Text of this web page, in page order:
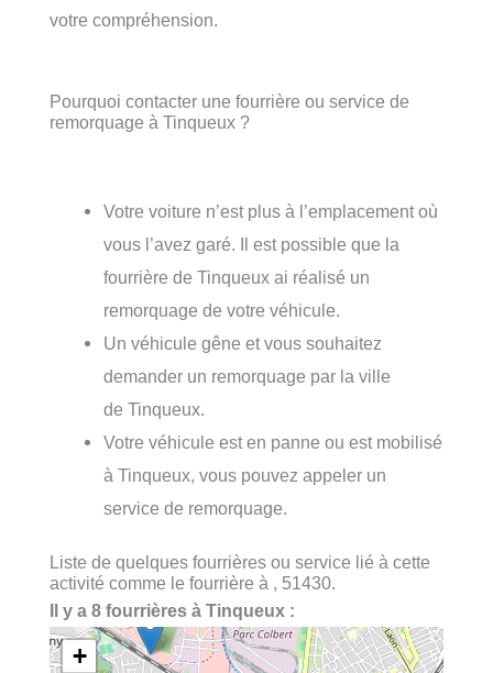
votre compréhension.
Pourquoi contacter une fourrière ou service de
remorquage à Tinqueux ?
Votre voiture n’est plus à l’emplacement où
vous l’avez garé. Il est possible que la
fourrière de Tinqueux ai réalisé un
remorquage de votre véhicule.
Un véhicule gêne et vous souhaitez
demander un remorquage par la ville
de Tinqueux.
Votre véhicule est en panne ou est mobilisé
à Tinqueux, vous pouvez appeler un
service de remorquage.
Liste de quelques fourrières ou service lié à cette
activité comme le fourrière à , 51430.
Il y a 8 fourrières à Tinqueux :
+